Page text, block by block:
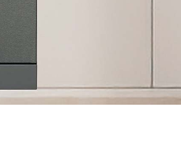
chất lượng không chỉ giúp tiết
Một trong những sản phẩm
533.23.120